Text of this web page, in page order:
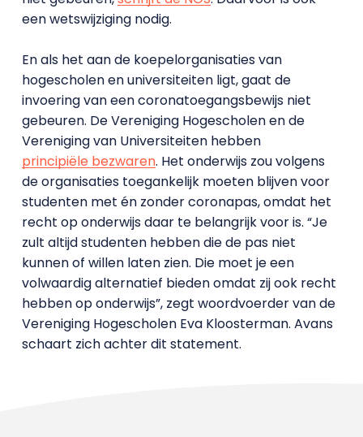
een wetswijziging nodig.
En als het aan de koepelorganisaties van
hogescholen en universiteiten ligt, gaat de
invoering van een coronatoegangsbewijs niet
gebeuren. De Vereniging Hogescholen en de
Vereniging van Universiteiten hebben
principiële bezwaren. Het onderwijs zou volgens
de organisaties toegankelijk moeten blijven voor
studenten met én zonder coronapas, omdat het
recht op onderwijs daar te belangrijk voor is. “Je
zult altijd studenten hebben die de pas niet
kunnen of willen laten zien. Die moet je een
volwaardig alternatief bieden omdat zij ook recht
hebben op onderwijs”, zegt woordvoerder van de
Vereniging Hogescholen Eva Kloosterman. Avans
schaart zich achter dit statement.